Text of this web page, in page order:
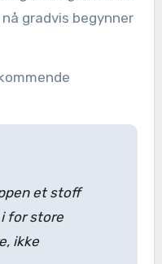
gradvis begynner
et stoff
for store
ikke